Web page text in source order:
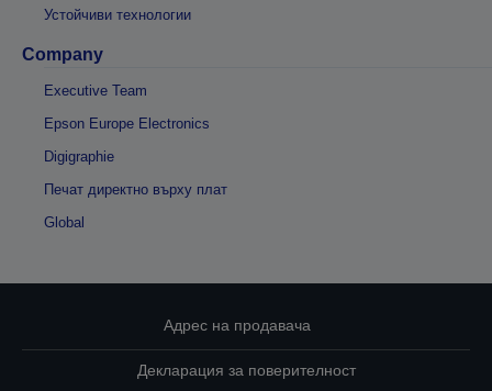
Устойчиви технологии
Company
Executive Team
Epson Europe Electronics
Digigraphie
Печат директно върху плат
Global
Адрес на продавача
Декларация за поверителност